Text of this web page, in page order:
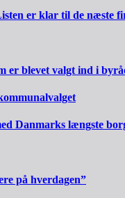
er klar til de næste
er blevet valgt ind i
Danmarks længste
på hverdagen”